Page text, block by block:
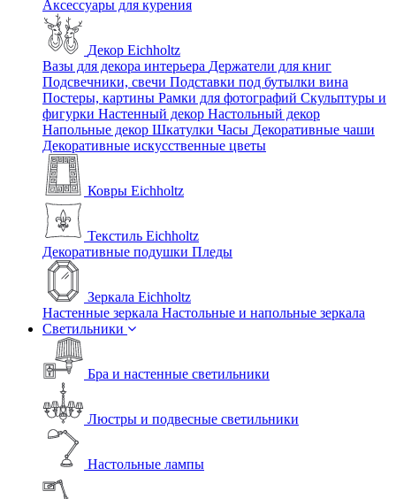
Аксессуары для курения
Декор Eichholtz
Вазы для декора интерьера Держатели для книг
Подсвечники, свечи Подставки под бутылки вина
Постеры, картины Рамки для фотографий Скульптуры и
фигурки Настенный декор Настольный декор
Напольные декор Шкатулки Часы Декоративные чаши
Декоративные искусственные цветы
Ковры Eichholtz
Текстиль Eichholtz
Декоративные подушки Пледы
Зеркала Eichholtz
Настенные зеркала Настольные и напольные зеркала
Светильники
Бра и настенные светильники
Люстры и подвесные светильники
Настольные лампы